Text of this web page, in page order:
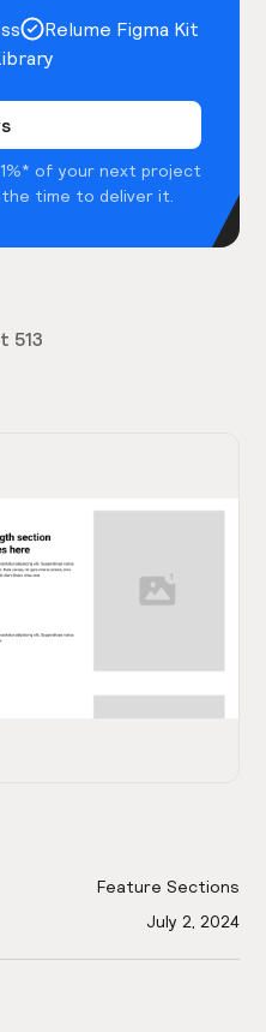
Relume Figma Kit
of your next project
time to deliver it.
513
Feature Sections
July 2, 2024